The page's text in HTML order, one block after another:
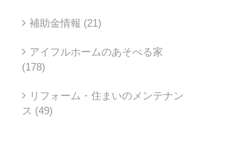
補助金情報 (21)
アイフルホームのあそべる家
(178)
リフォーム・住まいのメンテナン
ス (49)